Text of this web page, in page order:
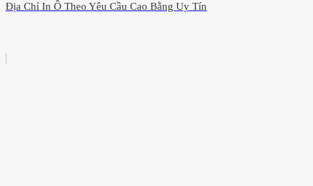
Địa Chỉ In Ô Theo Yêu Cầu Cao Bằng Uy Tín